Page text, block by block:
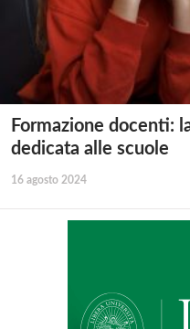
Formazione docenti:
dedicata alle scuole
16 agosto 2024